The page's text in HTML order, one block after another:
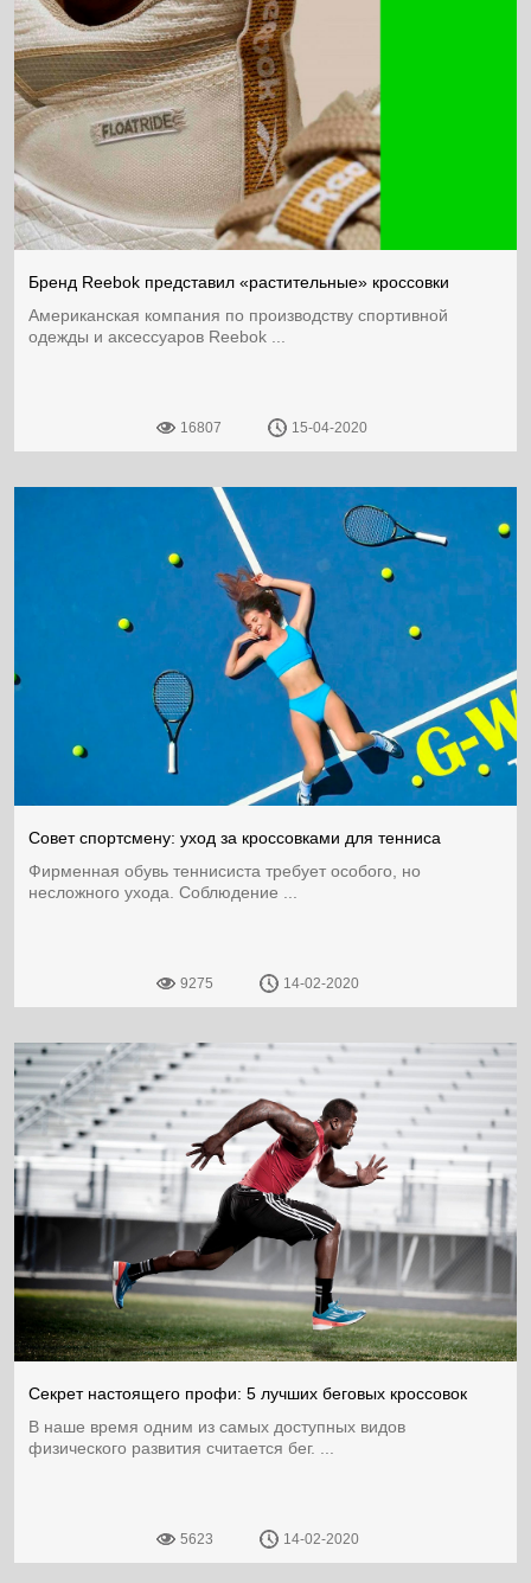
Бренд Reebok представил «растительные» кроссовки
Американская компания по производству спортивной
одежды и аксессуаров Reebok ...
16807 15-04-2020
Совет спортсмену: уход за кроссовками для тенниса
Фирменная обувь теннисиста требует особого, но
несложного ухода. Соблюдение ...
9275 14-02-2020
Секрет настоящего профи: 5 лучших беговых кроссовок
В наше время одним из самых доступных видов
физического развития считается бег. ...
5623 14-02-2020